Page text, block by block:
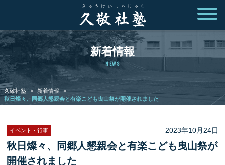
新着情報
NEWS
久敬社塾 > 新着情報
>
秋日燦々、同郷人懇親会と有楽こども曳山祭が開催されました
イベント・行事 2023年10月24日
秋日燦々、同郷人懇親会と有楽こども曳山祭が
開催されました